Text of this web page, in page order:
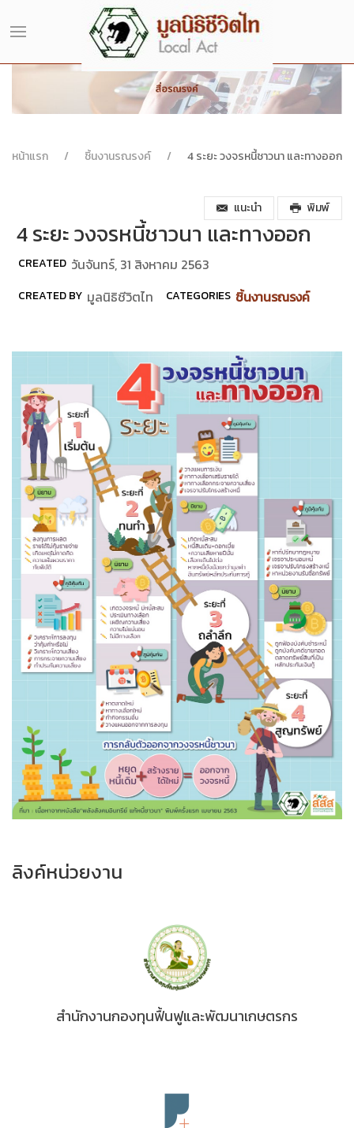
หน้าแรก ชิ้นงานรณรงค์ 4 ระยะ วงจรหนี้ชาวนา และทางออก
แนะนำ พิมพ์
4 ระยะ วงจรหนี้ชาวนา และทางออก
CREATED วันจันทร์, 31 สิงหาคม 2563
CREATED BY มูลนิธิชีวิตไท CATEGORIES ชิ้นงานรณรงค์
ลิงค์หน่วยงาน
สำนักงานกองทุนฟื้นฟูและพัฒนาเกษตรกร